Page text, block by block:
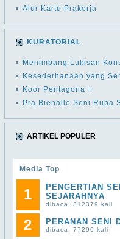
• Alur Kartu Prakerja
KURATORIAL
•
Menimbang Lukisan
•
Kesederhanaan yang
•
Koor Pentagona +
•
Pra Bienalle Seni Rupa
ARTIKEL POPULER
Media Top
1
PENGERTIAN
SEJARAHNYA
dibaca: 312379 kali
2 PERANAN SENI
dibaca: 77290 kali